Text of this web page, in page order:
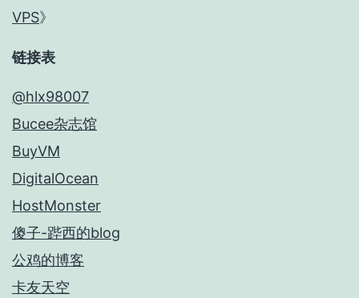
VPS》
链接表
@hlx98007
Bucee杂志馆
BuyVM
DigitalOcean
HostMonster
傻子-跸西的blog
公鸡的博客
卡友天空